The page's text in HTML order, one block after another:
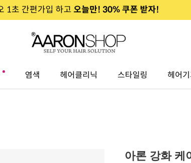
1초 간편가입 하고 오늘만! 30% 쿠폰 받자!
염색 헤어클리닉 스타일링 헤어기
아론 강화 케